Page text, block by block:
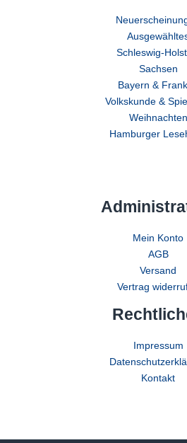
Schleswig-
Sachsen
Bayern &
Volkskunde &
Weihnachten
Hamburger
Mein Konto
AGB
Versand
Vertrag
Impressum
Kontakt